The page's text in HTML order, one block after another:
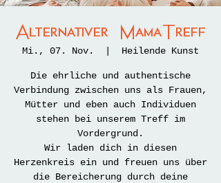
Alternativer MamaTreff
Mi., 07. Nov. Heilende Kunst
Die ehrliche und authentische
Verbindung zwischen uns als Frauen,
Mütter und eben auch Individuen
stehen bei unserem Treff im
Vordergrund.
Wir laden dich in diesen
Herzenkreis ein und freuen uns über
die Bereicherung durch deine